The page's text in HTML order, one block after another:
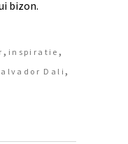
bizon.
, inspiratie ,
Dali ,